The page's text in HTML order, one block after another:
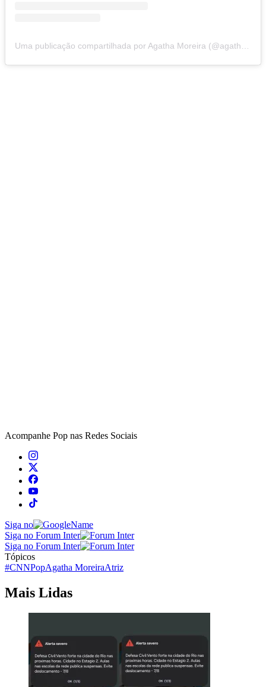
Acompanhe Pop nas Redes Sociais
Siga no
Siga no Forum Inter
Siga no Forum Inter
Tópicos
#CNNPopAgatha MoreiraAtriz
Mais Lidas